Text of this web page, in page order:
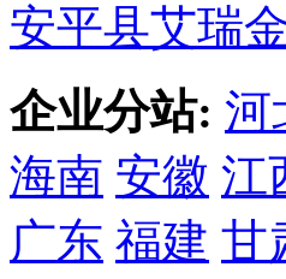
安平县艾瑞
企业分站: 河
海南 安徽 江
广东 福建 甘